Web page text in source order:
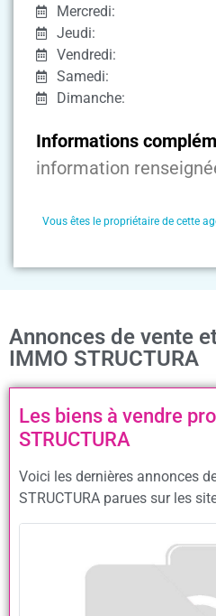
Mercredi:
Jeudi:
Vendredi:
Samedi:
Dimanche:
Informations
information
Vous êtes le propriétaire de cette
Annonces de vente
IMMO STRUCTURA
Les biens à vendre
STRUCTURA
Voici les dernières annonces
STRUCTURA parues sur les